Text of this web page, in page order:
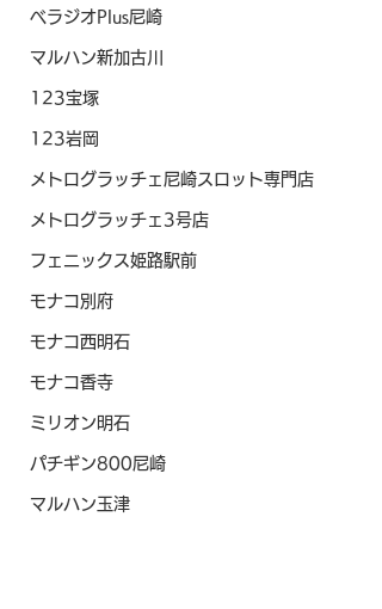
ベラジオPlus尼崎
マルハン新加古川
123宝塚
123岩岡
メトログラッチェ尼崎スロット専門店
メトログラッチェ3号店
フェニックス姫路駅前
モナコ別府
モナコ西明石
モナコ香寺
ミリオン明石
パチギン800尼崎
マルハン玉津